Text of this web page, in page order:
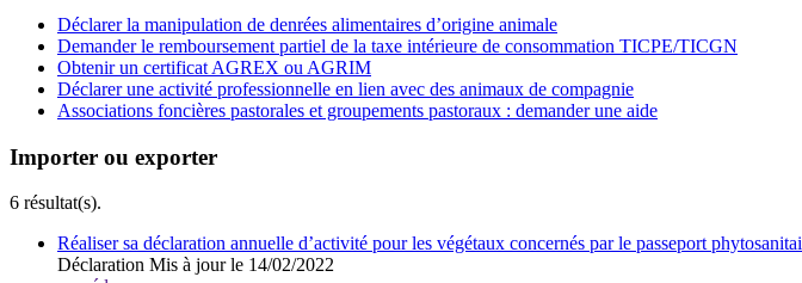
Déclarer la manipulation de denrées alimentaires d’origine animale
Demander le remboursement partiel de la taxe intérieure de consommation TICPE/TICGN
Obtenir un certificat AGREX ou AGRIM
Déclarer une activité professionnelle en lien avec des animaux de compagnie
Associations foncières pastorales et groupements pastoraux : demander une aide
Importer ou exporter
6 résultat(s).
Réaliser sa déclaration annuelle d’activité pour les végétaux concernés par le passeport
Déclaration Mis à jour le 14/02/2022